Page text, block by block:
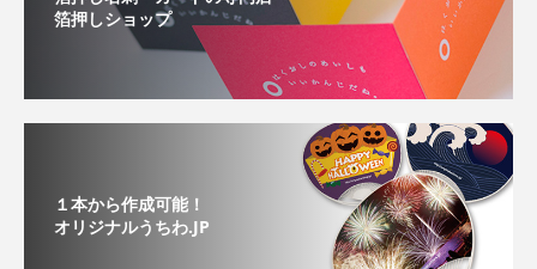
箔押しショップ
１本から作成可能！
オリジナルうちわ.JP